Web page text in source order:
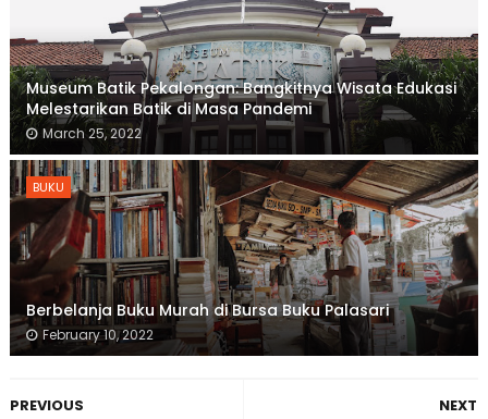
Museum Batik Pekalongan: Bangkitnya Wisata Edukasi
Melestarikan Batik di Masa Pandemi
March 25, 2022
BUKU
Berbelanja Buku Murah di Bursa Buku Palasari
February 10, 2022
NEXT
PREVIOUS